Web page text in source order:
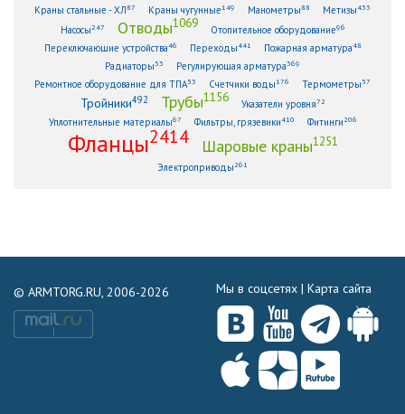
Краны стальные - ХЛ87 Краны чугунные149 Манометры88 Метизы433
Насосы 247 Отводы1069 Отопительное оборудование96
Переключающие устройства46 Переходы441 Пожарная арматура48
Радиаторы33 Регулирующая арматура369
Ремонтное оборудование для ТПА53 Счетчики воды176 Термометры 57
Тройники492 Трубы1156 Указатели уровня72
Уплотнительные материалы67 Фильтры, грязевики410 Фитинги 206
Фланцы2414 Шаровые краны1251
Электроприводы 261
© ARMTORG.RU, 2006-2026 Мы в соцсетях | Карта сайта